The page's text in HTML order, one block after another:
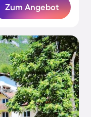
Zum Angebot